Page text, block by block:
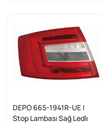
DEPO 665-1941R-UE |
Stop Lambası Sağ Ledlı